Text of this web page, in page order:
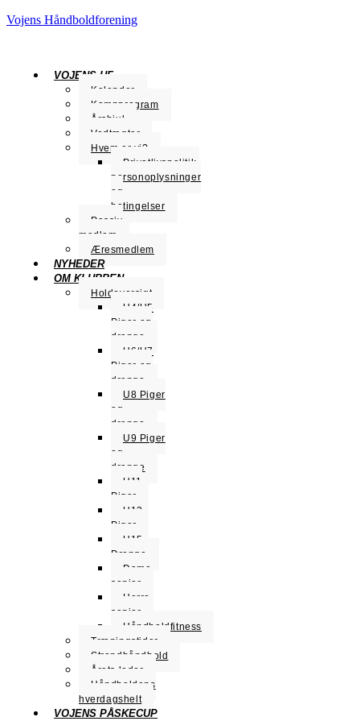
Vojens Håndboldforening
VOJENS HF
Kalender
Kampprogram
Årshjul
Vedtægter
Hvem er vi?
Privatlivspolitik,
personoplysninger
og
betingelser
Passiv
medlem
Æresmedlem
NYHEDER
OM KLUBBEN
Holdoversigt
U4/U5
Piger og
drenge
U6/U7
Piger og
drenge
U8 Piger
og
drenge
U9 Piger
og
drenge
U11
Piger
U13
Piger
U15
Drenge
Dame
senior
Herre
senior
Håndboldfitness
Træningstider
Strandhåndbold
Årets leder
Håndboldens
hverdagshelt
VOJENS PÅSKECUP